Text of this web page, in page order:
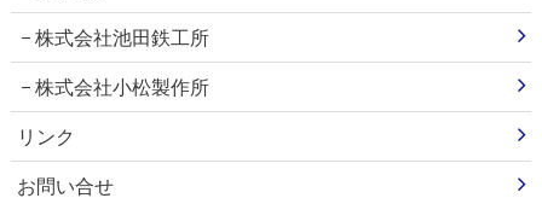
株式会社池田鉄工所
株式会社小松製作所
リンク
お問い合せ